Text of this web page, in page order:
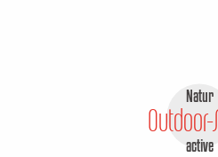
Natur
active